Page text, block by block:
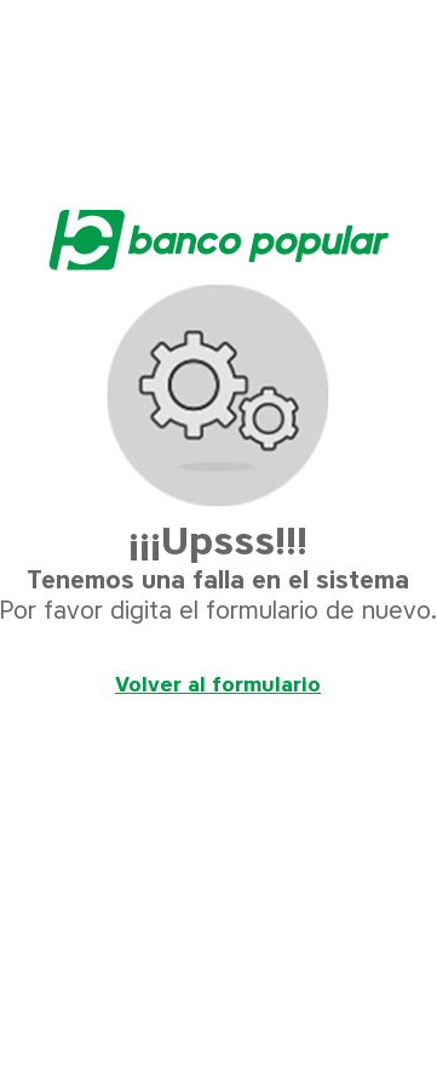
¡¡¡Upsss!!!
Tenemos una falla en el sistema
Por favor digita el formulario de nuevo.
Volver al formulario